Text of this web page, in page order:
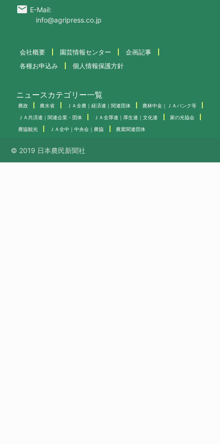
email E-Mail:
info@agripress.co.jp
会社概要 園芸情報センター
企画記事
各種お申込み
個人情報保護方針
ニュースカテゴリー一覧
農政 農水省 ＪＡ全農｜経済連｜関連団体 農林中金｜ＪＡバンク等
ＪＡ共済連｜関連企業・団体 ＪＡ全厚連｜厚生連｜文化連 家の光協会
農協観光 ＪＡ全中｜中央会｜農協 農業関連団体
© 2019 日本農民新聞社